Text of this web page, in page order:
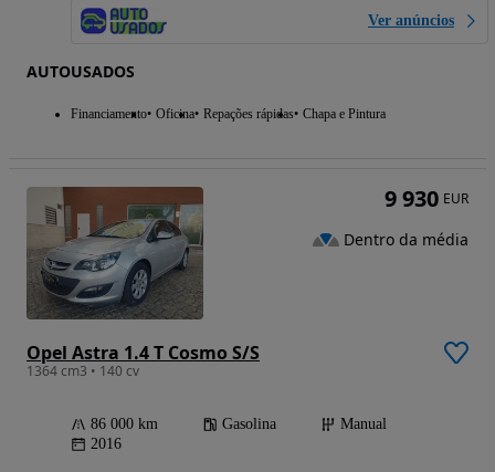
Ver anúncios
AUTOUSADOS
Financiamento Oficina Repações rápidas Chapa e Pintura
Opel Astra 1.4 T Cosmo S/S
1364 cm3 • 140 cv
86 000 km Gasolina
Manual
2016
9 930 EUR
Dentro da média